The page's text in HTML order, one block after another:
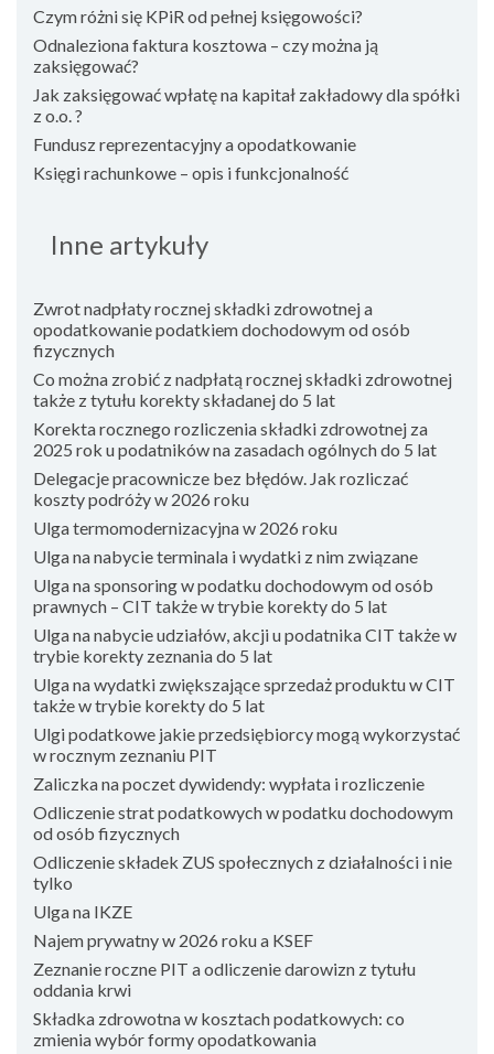
Czym różni się KPiR od pełnej księgowości?
Odnaleziona faktura kosztowa – czy można ją
zaksięgować?
Jak zaksięgować wpłatę na kapitał zakładowy dla spółki
z o.o. ?
Fundusz reprezentacyjny a opodatkowanie
Księgi rachunkowe – opis i funkcjonalność
Inne artykuły
Zwrot nadpłaty rocznej składki zdrowotnej a
opodatkowanie podatkiem dochodowym od osób
fizycznych
Co można zrobić z nadpłatą rocznej składki zdrowotnej
także z tytułu korekty składanej do 5 lat
Korekta rocznego rozliczenia składki zdrowotnej za
2025 rok u podatników na zasadach ogólnych do 5 lat
Delegacje pracownicze bez błędów. Jak rozliczać
koszty podróży w 2026 roku
Ulga termomodernizacyjna w 2026 roku
Ulga na nabycie terminala i wydatki z nim związane
Ulga na sponsoring w podatku dochodowym od osób
prawnych – CIT także w trybie korekty do 5 lat
Ulga na nabycie udziałów, akcji u podatnika CIT także w
trybie korekty zeznania do 5 lat
Ulga na wydatki zwiększające sprzedaż produktu w CIT
także w trybie korekty do 5 lat
Ulgi podatkowe jakie przedsiębiorcy mogą wykorzystać
w rocznym zeznaniu PIT
Zaliczka na poczet dywidendy: wypłata i rozliczenie
Odliczenie strat podatkowych w podatku dochodowym
od osób fizycznych
Odliczenie składek ZUS społecznych z działalności i nie
tylko
Ulga na IKZE
Najem prywatny w 2026 roku a KSEF
Zeznanie roczne PIT a odliczenie darowizn z tytułu
oddania krwi
Składka zdrowotna w kosztach podatkowych: co
zmienia wybór formy opodatkowania